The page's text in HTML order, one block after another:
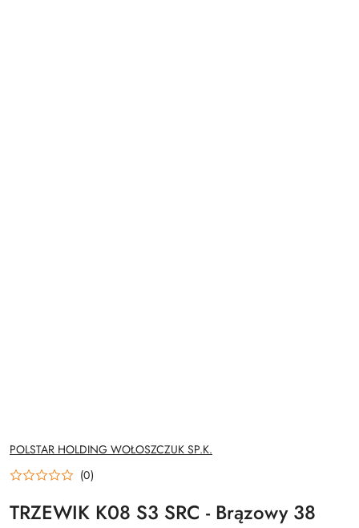
NAZWA
PRODUCENTA:
POLSTAR HOLDING WOŁOSZCZUK SP.K.
(0)
TRZEWIK K08 S3 SRC - Brązowy 38